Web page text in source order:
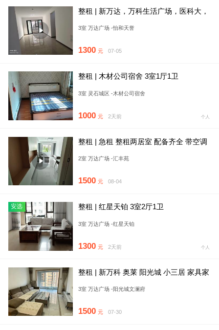
整租 | 新万达，万科生活广场，医科大，
3室 万达广场 -怡和天誉
1300 元 07-05
整租 | 木材公司宿舍 3室1厅1卫
3室 灵石城区 -木材公司宿舍
1000 元 2天前 个人
整租 | 急租 整租两居室 配备齐全 带空调
2室 万达广场 -汇丰苑
1500 元 08-04
安选 整租 | 红星天铂 3室2厅1卫
3室 万达广场 -红星天铂
1300 元 2天前 个人
整租 | 新万科 奥莱 阳光城 小三居 家具家
3室 万达广场 -阳光城文澜府
1500 元 07-30